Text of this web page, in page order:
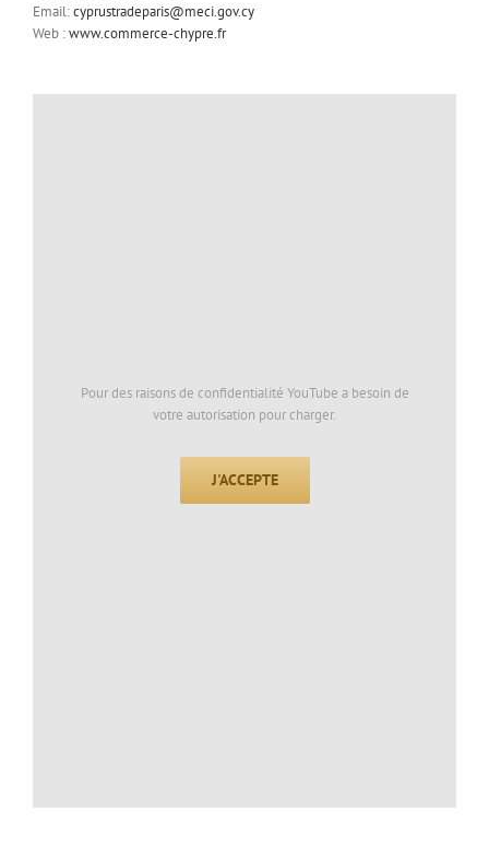
Email:cyprustradeparis@meci.gov.cy
Web :www.commerce-chypre.fr
Pour des raisons de confidentialité YouTube a besoin de
votre autorisation pour charger.
J'ACCEPTE